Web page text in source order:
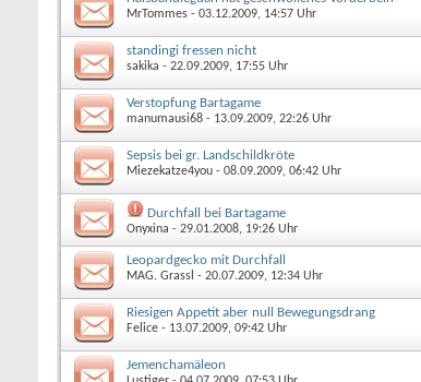
MrTommes - 03.12.2009, 14:57 Uhr
standingi fressen nicht
sakika - 22.09.2009, 17:55 Uhr
Verstopfung Bartagame
manumausi68 - 13.09.2009, 22:26 Uhr
Sepsis bei gr. Landschildkröte
Miezekatze4you - 08.09.2009, 06:42 Uhr
Durchfall bei Bartagame
Onyxina - 29.01.2008, 19:26 Uhr
Leopardgecko mit Durchfall
MAG. Grassl - 20.07.2009, 12:34 Uhr
Riesigen Appetit aber null Bewegungsdrang
Felice - 13.07.2009, 09:42 Uhr
Jemenchamäleon